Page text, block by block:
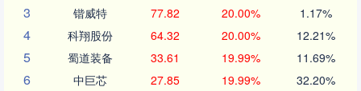
3 锴威特 77.82 20.00% 1.17%
4 科翔股份 64.32 20.00% 12.21%
5 蜀道装备 33.61 19.99% 11.69%
6 中巨芯 27.85 19.99% 32.20%